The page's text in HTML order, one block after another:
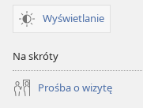
Wyświetlanie
Na skróty
Prośba o wizytę